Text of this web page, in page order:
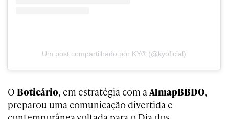
Um post compartilhado por KY®️ (@kyoficial)
O Boticário, em estratégia com aAlmapBBDO,
preparou uma comunicação divertida e